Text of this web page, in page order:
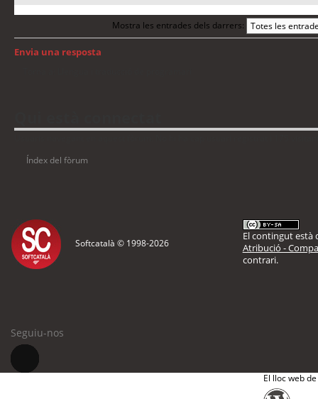
Mostra les entrades dels darrers:
Envia una resposta
Índex del fòrum
Softcatalà © 1998-2026
El contingut està
Atribució -
contrari.
Seguiu-nos
El lloc web